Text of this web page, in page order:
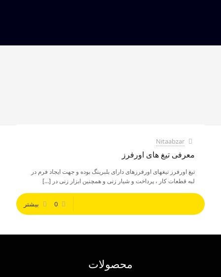
Nitaabzar
معرفی تیغ های اورفرز
تیغ اورفرز تیغهای اورفرزهای دارای بلبرینگ بوده و جهت ایجاد فرم در
لبه قطعات کار ، پرداخت و شیار زنی و همچنین ابزار زنی در […]
0 بیشتر
محصولات